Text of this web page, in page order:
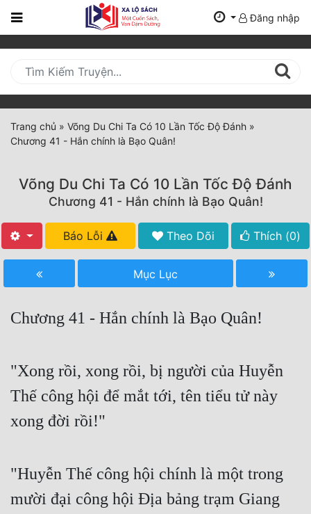
Trang
Mới
Cập
Nhật
(current)
Thể Loại
Tất Cả
Hoàn Thành
Truyện Convert
Truyện Dịch
Truyện ngắn
Xa Lộ Dịch
Đăng nhập
Trang chủ » Võng Du Chi Ta Có 10 Lần Tốc Độ Đánh »
Chương 41 - Hắn chính là Bạo Quân!
Võng Du Chi Ta Có 10 Lần Tốc Độ Đánh
Chương 41 - Hắn chính là Bạo Quân!
Báo Lỗi Theo Dõi Thích (0)
Mục Lục
Chương 41 - Hắn chính là Bạo Quân!
"Xong rồi, xong rồi, bị người của Huyễn
Thế công hội để mắt tới, tên tiểu tử này
xong đời rồi!"
"Huyễn Thế công hội chính là một trong
mười đại công hội Địa bảng trạm Giang